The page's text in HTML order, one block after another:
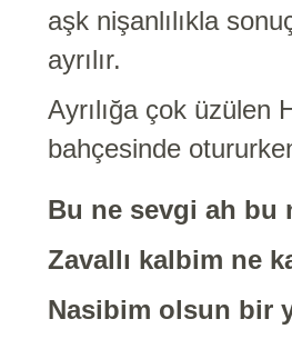
aşk nişanlılıkla
ayrılır.
Ayrılığa çok üzülen
bahçesinde
Bu ne sevgi ah bu
Zavallı kalbim ne
Nasibim olsun bir